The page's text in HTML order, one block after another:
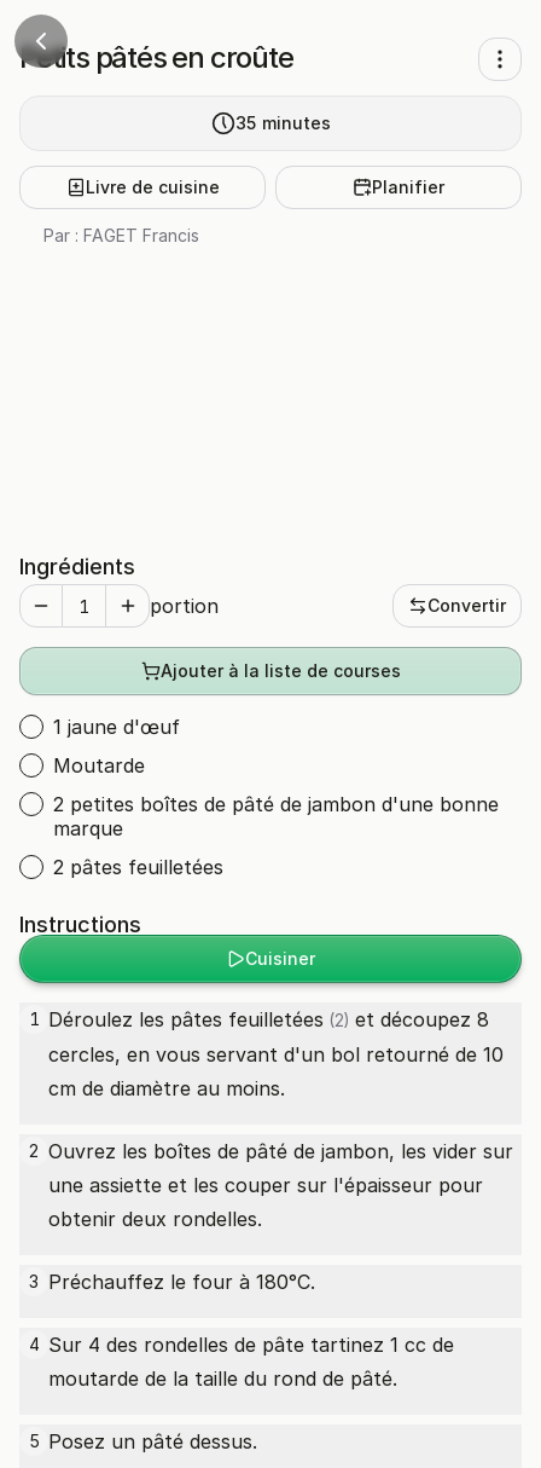
Petits pâtés en croûte
35 minutes
Livre de cuisine Planifier
Par : FAGET Francis
Ingrédients
portion Convertir
Ajouter à la liste de courses
1 jaune d'œuf
Moutarde
2 petites boîtes de pâté de jambon d'une bonne
marque
2 pâtes feuilletées
Instructions
Cuisiner
1 Déroulez les pâtes feuilletées (2) et découpez 8
cercles, en vous servant d'un bol retourné de 10
cm de diamètre au moins.
2 Ouvrez les boîtes de pâté de jambon, les vider sur
une assiette et les couper sur l'épaisseur pour
obtenir deux rondelles.
3 Préchauffez le four à 180°C.
4 Sur 4 des rondelles de pâte tartinez 1 cc de
moutarde de la taille du rond de pâté.
5 Posez un pâté dessus.